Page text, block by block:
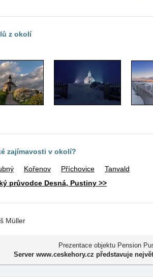
z okolí
zajímavosti v okolí?
Kořenov Příchovice
Tanvald
průvodce Desná, Pustiny >>
Müller
Prezentace objektu Pension
Server www.ceskehory.cz představuje